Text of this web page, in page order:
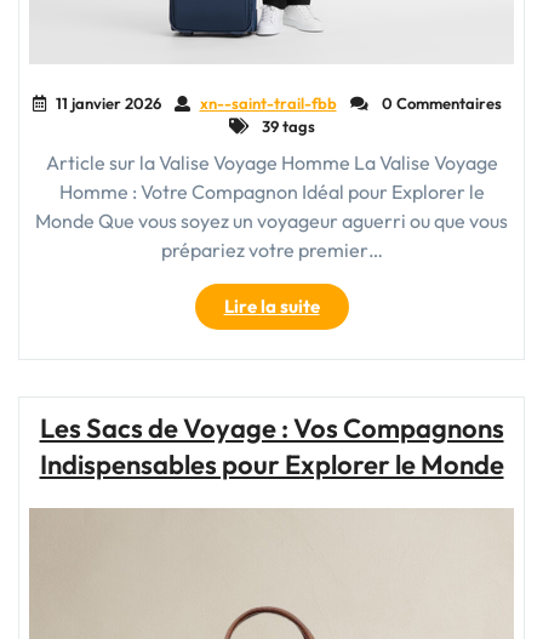
11 janvier 2026 xn--saint-trail-fbb
0 Commentaires
39 tags
Article sur la Valise Voyage Homme La Valise Voyage
Homme : Votre Compagnon Idéal pour Explorer le
Monde Que vous soyez un voyageur aguerri ou que vous
prépariez votre premier…
Lire la suite"Guide
d’achat
de
voyage
pour
Les Sacs de Voyage : Vos Compagnons
Indispensables pour Explorer le Monde